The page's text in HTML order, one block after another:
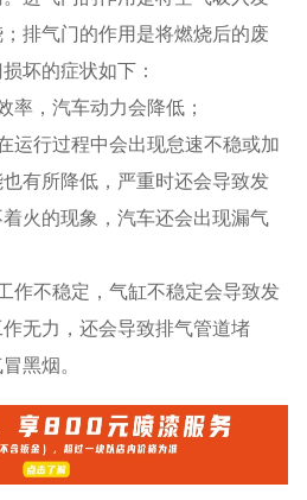
排气门的作用是将燃烧后的废
坏的症状如下：
率，汽车动力会降低；
运行过程中会出现怠速不稳或加
有所降低，严重时还会导致发
火的现象，汽车还会出现漏气
作不稳定，气缸不稳定会导致发
无力，还会导致排气管道堵
黑烟。